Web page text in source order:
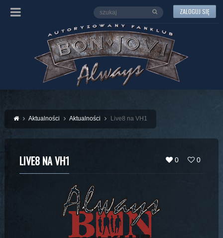
ZALOGUJ SIĘ
Aktualności Aktualności Live8 na VH1
0 0
LIVE8 NA VH1